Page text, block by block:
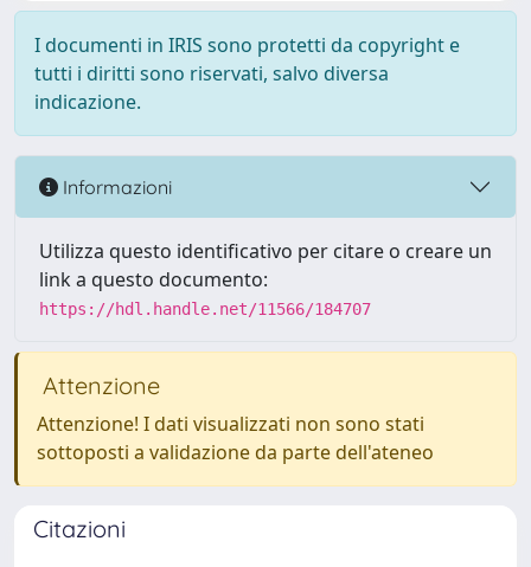
I documenti in IRIS sono protetti da copyright e
tutti i diritti sono riservati, salvo diversa
indicazione.
Informazioni
Utilizza questo identificativo per citare o creare un
link a questo documento:
https://hdl.handle.net/11566/184707
Attenzione
Attenzione! I dati visualizzati non sono stati
sottoposti a validazione da parte dell'ateneo
Citazioni